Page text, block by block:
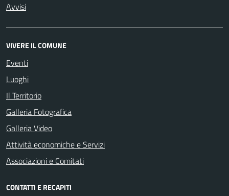
Avvisi
VIVERE IL COMUNE
Eventi
Luoghi
Il Territorio
Galleria Fotografica
Galleria Video
Attività economiche e Servizi
Associazioni e Comitati
CONTATTI E RECAPITI